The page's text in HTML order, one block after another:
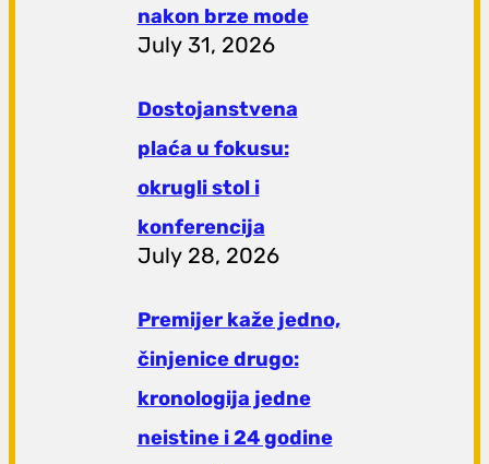
nakon brze mode
July 31, 2026
Dostojanstvena
plaća u fokusu:
okrugli stol i
konferencija
July 28, 2026
Premijer kaže jedno,
činjenice drugo:
kronologija jedne
neistine i 24 godine